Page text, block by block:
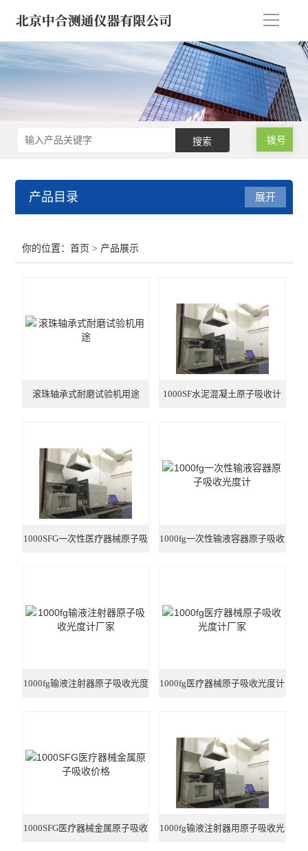
导
拨号
产品目录
液相色谱仪 离子色谱仪
医疗器械/药品/环境/生物
水分仪/通用仪器/实验家具
原子荧光光度计-X荧光光谱
展开
你的位置：首页 > 产品展示
滚珠轴承式耐磨试验机用途 1000SF水泥混凝土原子吸收计
1000SFG一次性医疗器械原子吸 1000fg一次性输液容器原子吸收
1000fg输液注射器原子吸收光度 1000fg医疗器械原子吸收光度计
1000SFG医疗器械金属原子吸收 1000fg输液注射器用原子吸收光